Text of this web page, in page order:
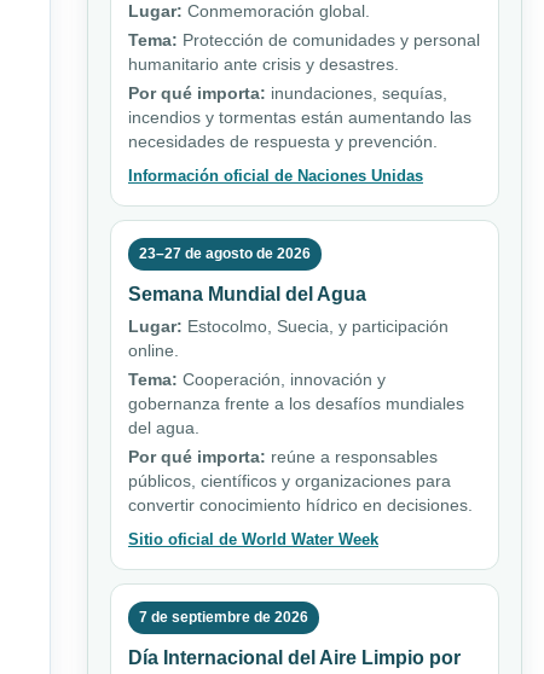
Lugar: Conmemoración global.
Tema: Protección de comunidades y personal
humanitario ante crisis y desastres.
Por qué importa: inundaciones, sequías,
incendios y tormentas están aumentando las
necesidades de respuesta y prevención.
Información oficial de Naciones Unidas
23–27 de agosto de 2026
Semana Mundial del Agua
Lugar: Estocolmo, Suecia, y participación
online.
Tema: Cooperación, innovación y
gobernanza frente a los desafíos mundiales
del agua.
Por qué importa: reúne a responsables
públicos, científicos y organizaciones para
convertir conocimiento hídrico en decisiones.
Sitio oficial de World Water Week
7 de septiembre de 2026
Día Internacional del Aire Limpio por